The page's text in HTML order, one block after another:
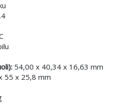
54,00 x 40,34 x 16,63 mm
55 x 25,8 mm